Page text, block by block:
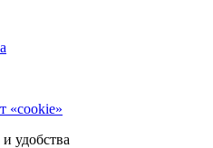
«cookie»
удобства